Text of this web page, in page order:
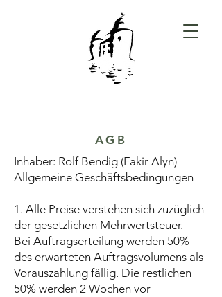
AGB
Inhaber: Rolf Bendig (Fakir Alyn)
Allgemeine Geschäftsbedingungen
1. Alle Preise verstehen sich zuzüglich
der gesetzlichen Mehrwertsteuer.
Bei Auftragserteilung werden 50%
des erwarteten Auftragsvolumens als
Vorauszahlung fällig. Die restlichen
50% werden 2 Wochen vor